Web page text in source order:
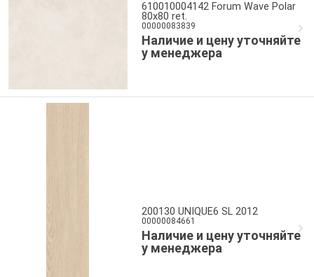
610010004142 Forum Wave Polar
80x80 ret.
00000083839
Наличие и цену уточняйте
у менеджера
200130 UNIQUE6 SL 2012
00000084661
Наличие и цену уточняйте
у менеджера